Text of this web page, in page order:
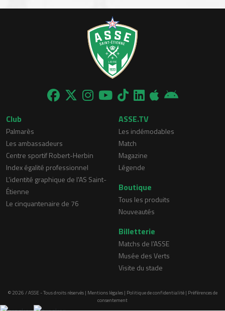
Club
Palmarès
Les ambassadeurs
Centre sportif Robert-Herbin
Index égalité professionnel
L'identité graphique de l'AS Saint-
Étienne
Le cinquantenaire de 76
ASSE.TV
Les indémodables
Match
Magazine
Légende
Boutique
Tous les produits
Nouveautés
Billetterie
Matchs de l'ASSE
Musée des Verts
Visite du stade
© 2026 / ASSE - Tous droits réservés | Mentions légales| Politique de confidentialité| Préférences de
consentement